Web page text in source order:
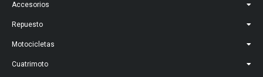
Accesorios
Repuesto
Motocicletas
Cuatrimoto